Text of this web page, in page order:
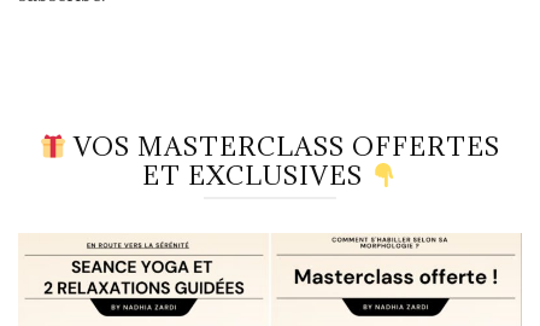
VOS MASTERCLASS OFFERTES
ET EXCLUSIVES